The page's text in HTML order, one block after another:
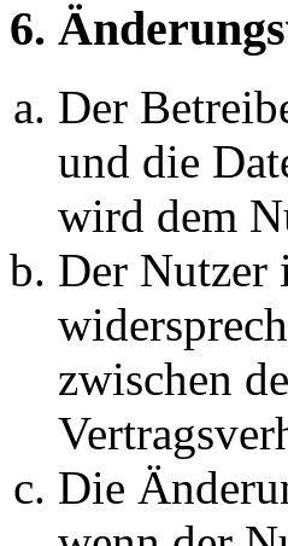
6.
Der
und die
wird dem
Der Nutzer
zwischen
Die